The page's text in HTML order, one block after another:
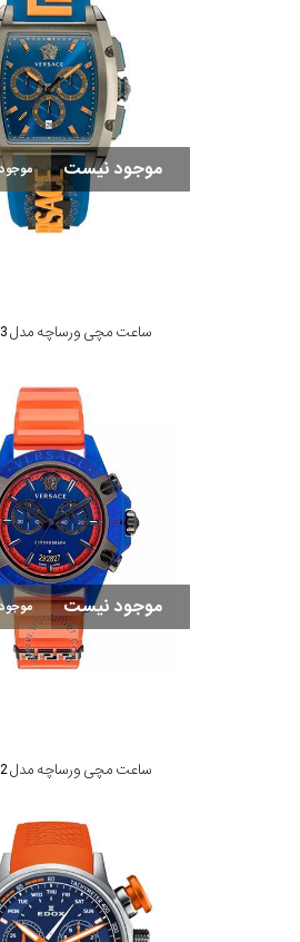
موجود نیست
ساعت مچی ورساچه مدل VE6H00323
موجود نیست
ساعت مچی ورساچه مدل VEZ700922